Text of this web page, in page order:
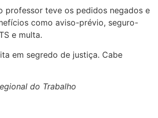
professor teve os pedidos negados e
como aviso-prévio, seguro-
e multa.
em segredo de justiça. Cabe
do Trabalho